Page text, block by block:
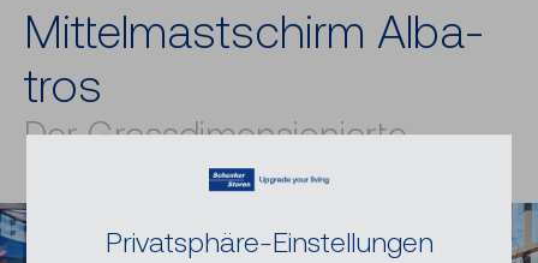
Privatsphäre-Einstellungen
Mit­tel­mast­schirm Al­ba­
tros
Der Grossdimensionierte